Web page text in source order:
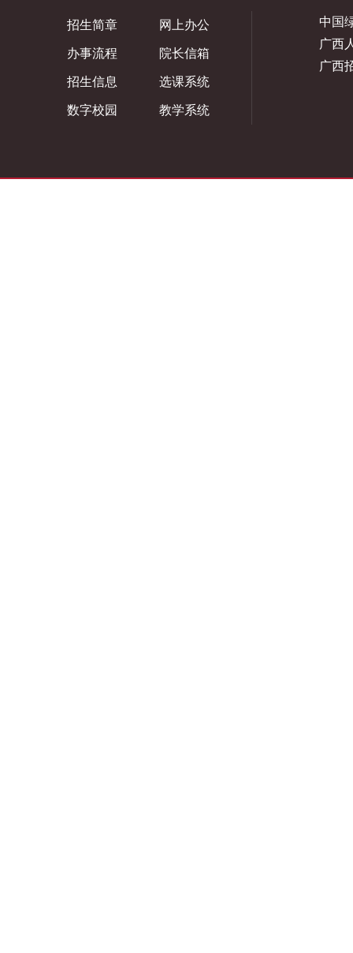
招生简章 网上办公
办事流程 院长信箱
招生信息 选课系统
数字校园 教学系统
中国
广西
广西